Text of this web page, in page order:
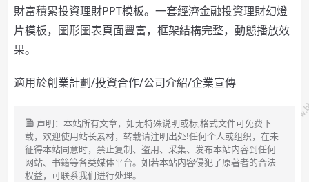
財富積累投資理財PPT模板。 一套經濟金融投資理財幻燈
片模板，圖形圖表頁面豐富，框架結構完整，動態播放效
果。
適用於創業計劃/投資合作/公司介紹/企業宣傳
声明：本站所有文章，如无特殊说明或标,格式文件可免费下
载，欢迎使用站长素材，转载请注明出处!任何个人或组织，在未
征得本站同意时，禁止复制、盗用、采集、发布本站内容到任何
网站、书籍等各类媒体平台。如若本站内容侵犯了原著者的合法
权益，可联系我们进行处理。